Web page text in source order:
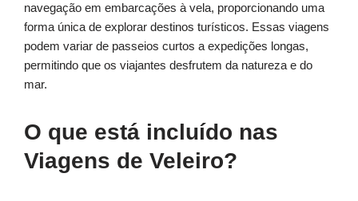
navegação em embarcações à vela, proporcionando uma
forma única de explorar destinos turísticos. Essas viagens
podem variar de passeios curtos a expedições longas,
permitindo que os viajantes desfrutem da natureza e do
mar.
O que está incluído nas
Viagens de Veleiro?